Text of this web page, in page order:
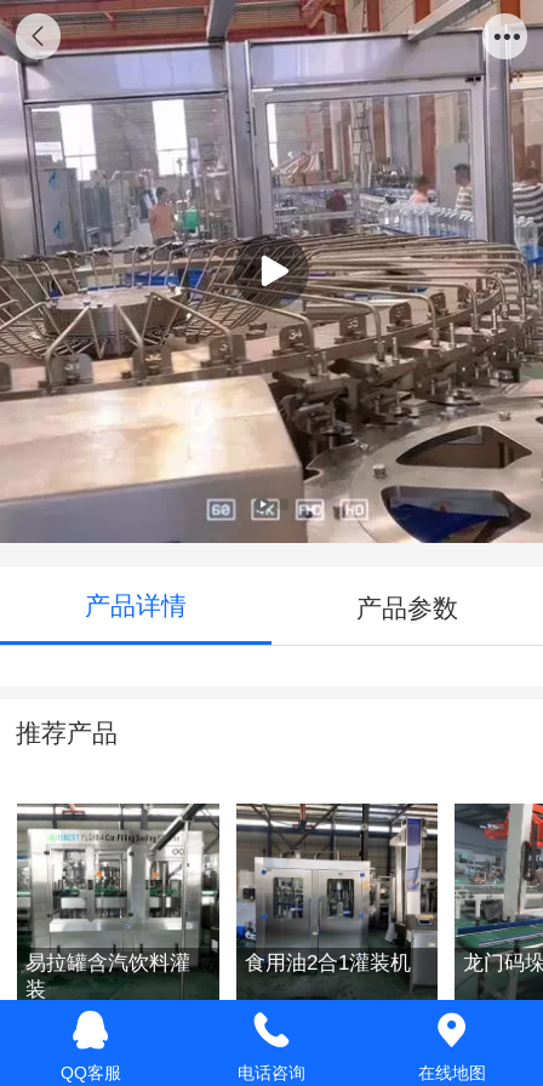
50头PET瓶装水灌装线
产品详情 产品参数
推荐产品
易拉罐含汽饮料灌
装
食用油2合1灌装机 龙门码
QQ客服 电话咨询 在线地图